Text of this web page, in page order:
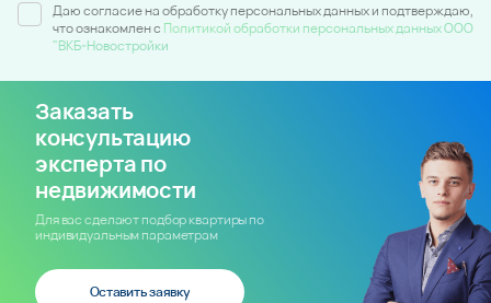
Даю согласие на обработку персональных данных и подтверждаю,
что ознакомлен c Политикой обработки персональных данных ООО
"ВКБ-Новостройки
Заказать
консультацию
эксперта по
недвижимости
Для вас сделают подбор квартиры по
индивидуальным параметрам
Оставить заявку